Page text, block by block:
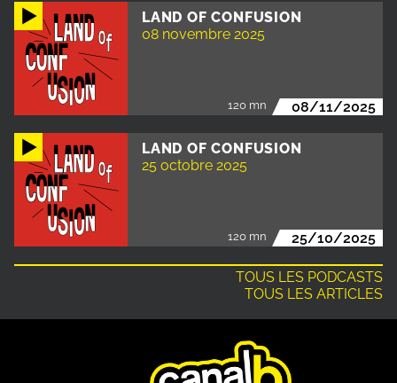
LAND OF CONFUSION
08 novembre 2025
120 mn 08/11/2025
LAND OF CONFUSION
25 octobre 2025
120 mn 25/10/2025
TOUS LES PODCASTS
TOUS LES ARTICLES